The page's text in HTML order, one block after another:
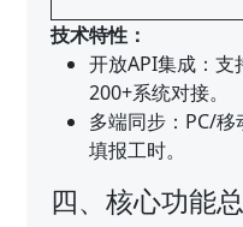
技术特性：
开放API集成：支
200+系统对接。
多端同步：PC/
填报工时。
四、核心功能